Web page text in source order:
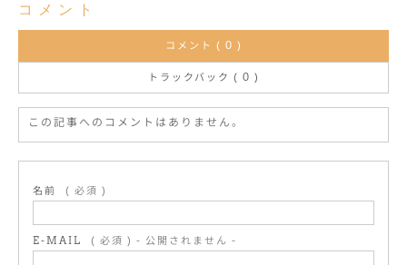
コメント
コメント ( 0 )
トラックバック ( 0 )
この記事へのコメントはありません。
名前 ( 必須 )
E-MAIL ( 必須 ) - 公開されません -